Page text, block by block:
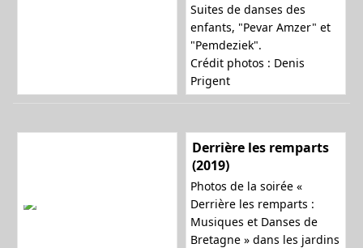
Suites de danses des
enfants, "Pevar Amzer" et
"Pemdeziek".
Crédit photos : Denis
Prigent
Derrière les remparts
(2019)
Photos de la soirée «
Derrière les remparts :
Musiques et Danses de
Bretagne » dans les jardins